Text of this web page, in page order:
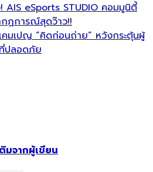
AIS eSports STUDIO คอมมูนิตี้
ฏการณ์สุดว๊าว!!
มเปญ “คิดก่อนถ่าย” หวังกระตุ้นผู้
ปลอดภัย
มจากผู้เขียน